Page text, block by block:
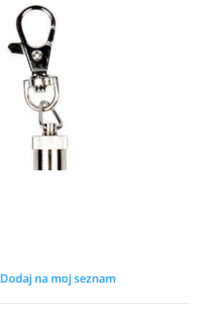
Dodaj na moj seznam